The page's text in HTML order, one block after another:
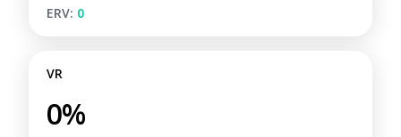
ERV: 0
VR
0%